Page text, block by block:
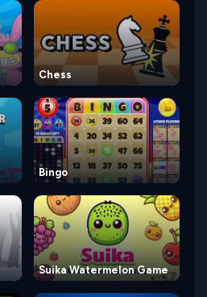
Chess
Bingo
Suika Watermelon Game